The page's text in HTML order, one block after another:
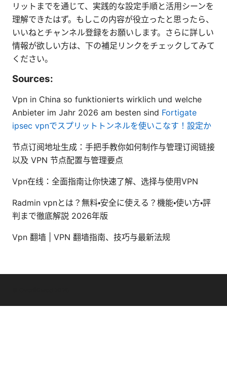
リットまでを通じて、実践的な設定手順と活用シーンを
理解できたはず。もしこの内容が役立ったと思ったら、
いいねとチャンネル登録をお願いします。さらに詳しい
情報が欲しい方は、下の補足リンクをチェックしてみて
ください。
Sources:
Vpn in China so funktionierts wirklich und welche
Anbieter im Jahr 2026 am besten sind Fortigate
ipsec vpnでスプリットトンネルを使いこなす！設定か
节点订阅地址生成：手把手教你如何制作与管理订阅链接
以及 VPN 节点配置与管理要点
Vpn在线：全面指南让你快速了解、选择与使用VPN
Radmin vpnとは？無料・安全に使える？機能・使い方・評
判まで徹底解説 2026年版
Vpn 翻墙 | VPN 翻墙指南、技巧与最新法规